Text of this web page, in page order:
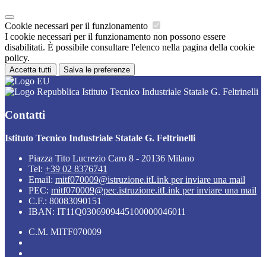
Cookie necessari per il funzionamento
I cookie necessari per il funzionamento non possono essere
disabilitati. È possibile consultare l'elenco nella pagina della cookie
policy.
Accetta tutti Salva le preferenze
Istituto Tecnico Industriale Statale G. Feltrinelli
Contatti
Istituto Tecnico Industriale Statale G. Feltrinelli
Piazza Tito Lucrezio Caro 8 - 20136 Milano
Tel: +39 02 8376741
Email: mitf070009@istruzione.itLink per inviare una mail
PEC: mitf070009@pec.istruzione.itLink per inviare una mail
C.F.: 80083090151
IBAN: IT11Q0306909445100000046011
C.M. MITF070009